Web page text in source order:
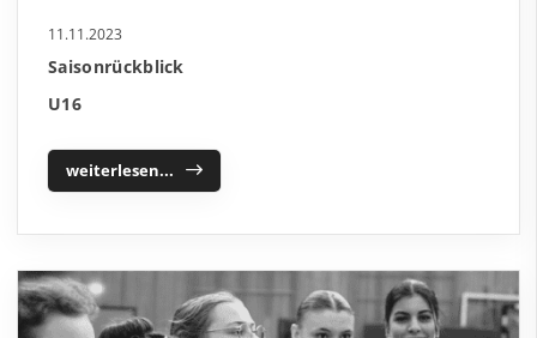
11.11.2023
Saisonrückblick
U16
weiterlesen...